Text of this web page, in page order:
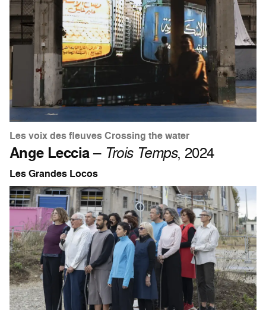
Les voix des fleuves Crossing the water
Ange Leccia– Trois Temps, 2024
Les Grandes Locos